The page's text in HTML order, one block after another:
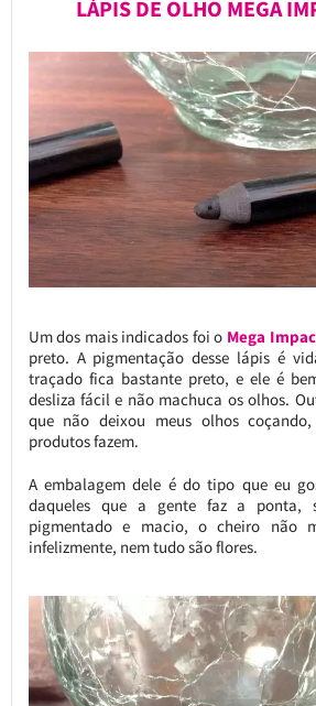
LÁPIS DE OLHO MEGA
Um dos mais indicados foi o Mega
preto. A pigmentação desse lápis é
traçado fica bastante preto, e ele é
desliza fácil e não machuca os olhos.
que não deixou meus olhos
produtos fazem.
A embalagem dele é do tipo que eu
daqueles que a gente faz a ponta,
pigmentado e macio, o cheiro não
infelizmente, nem tudo são flores.